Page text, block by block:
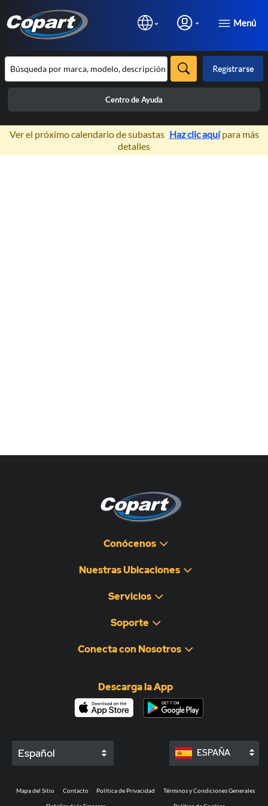
Menú
Registrarse
Centro de Ayuda
×
Ver el próximo calendario de subastas Haz clic aquípara más
detalles
Conócenos
Nuestras Ubicaciones
Servicios
Soporte
Conecta con Nosotros
Descarga la App
Español ESPAÑA
Mapa del Sitio Contacto Política de Privacidad Términos y Condiciones Generales